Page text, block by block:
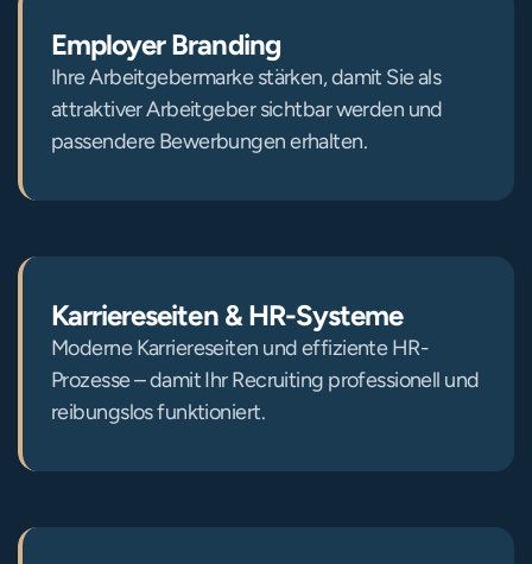
Employer Branding
Ihre Arbeitgebermarke stärken, damit Sie als
attraktiver Arbeitgeber sichtbar werden und
passendere Bewerbungen erhalten.
Karriereseiten & HR-Systeme
Moderne Karriereseiten und effiziente HR-
Prozesse – damit Ihr Recruiting professionell und
reibungslos funktioniert.